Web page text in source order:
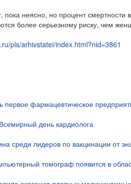
пока неясно, но процент
более серьезному риску, чем
pls/arhivstatei/index.html?nid=3861
первое фармацевтическое
день кардиолога
среди лидеров по вакцинации от
томограф появится в